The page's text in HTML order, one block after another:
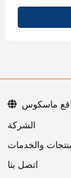
اتصل بنا
ماسكوس